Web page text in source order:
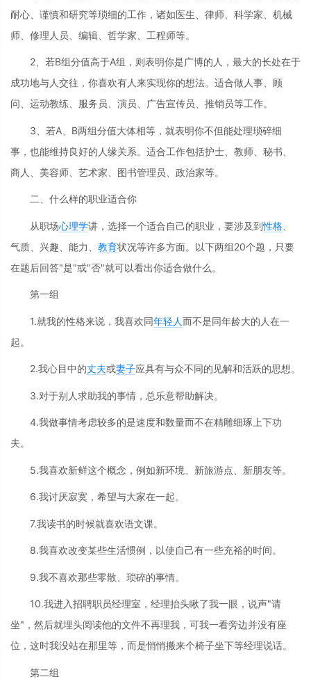
耐心、谨慎和研究等琐细的工作，诸如医生、律师、科学家、机械
师、修理人员、编辑、哲学家、工程师等。
2、若B组分值高于A组，则表明你是广博的人，最大的长处在于
成功地与人交往，你喜欢有人来实现你的想法。适合做人事、顾
问、运动教练、服务员、演员、广告宣传员、推销员等工作。
3、若A、B两组分值大体相等，就表明你不但能处理琐碎细
事，也能维持良好的人缘关系。适合工作包括护士、教师、秘书、
商人、美容师、艺术家、图书管理员、政治家等。
二、什么样的职业适合你
从职场心理学讲，选择一个适合自己的职业，要涉及到性格
气质、兴趣、能力、 教育状况等许多方面。以下两组20个题，只要
在题后回答"是"或"否"就可以看出你适合做什么。
第一组
1.就我的性格来说，我喜欢同年轻人而不是同年龄大的人在一
起。
2.我心目中的丈夫或妻子应具有与众不同的见解和活跃的思想。
3.对于别人求助我的事情，总乐意帮助解决。
4.我做事情考虑较多的是速度和数量而不在精雕细琢上下功
夫。
5.我喜欢新鲜这个概念，例如新环境、新旅游点、新朋友等。
6.我讨厌寂寞，希望与大家在一起。
7.我读书的时候就喜欢语文课。
8.我喜欢改变某些生活惯例，以使自己有一些充裕的时间。
9.我不喜欢那些零散、琐碎的事情。
10.我进入招聘职员经理室，经理抬头瞅了我一眼，说声"请
坐"，然后就埋头阅读他的文件不再理我，可我一看旁边并没有座
位，这时我没站在那里等，而是悄悄搬来个椅子坐下等经理说话。
第二组